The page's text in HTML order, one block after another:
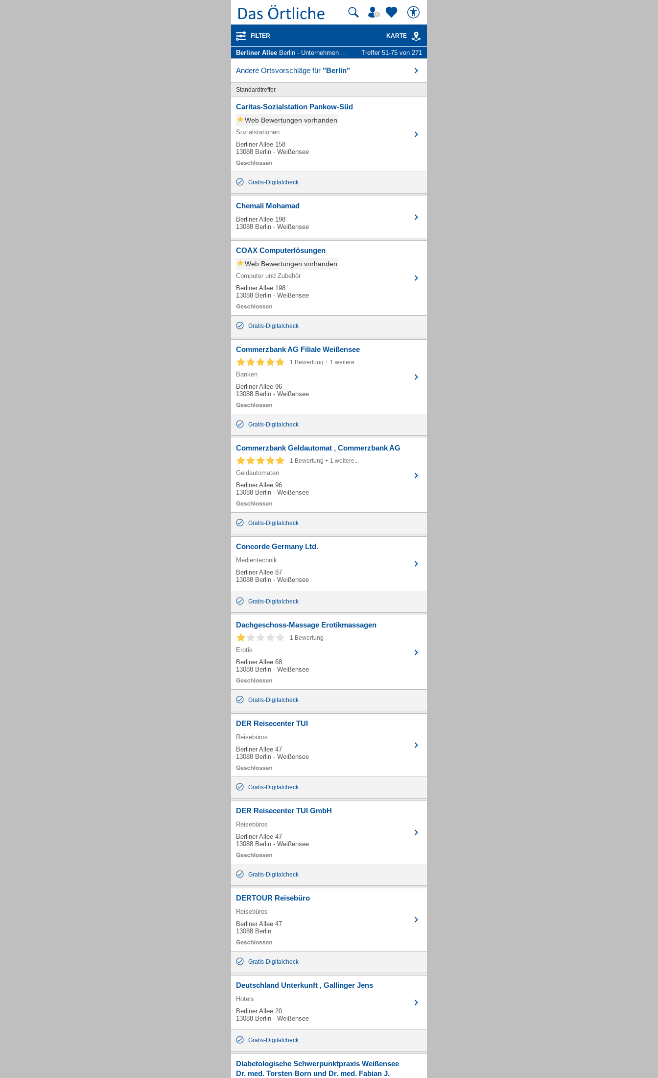
FILTER KARTE
Berliner Allee Berlin - Unternehmen und Personen Treffer 51-75 von 271
Andere Ortsvorschläge für "Berlin"
Standardtreffer
Caritas-Sozialstation Pankow-Süd
Web Bewertungen vorhanden
Sozialstationen
Berliner Allee 158
13088 Berlin - Weißensee
Gratis-Digitalcheck
Chemali Mohamad
Berliner Allee 198
13088 Berlin - Weißensee
COAX Computerlösungen
Web Bewertungen vorhanden
Computer und Zubehör
Berliner Allee 198
13088 Berlin - Weißensee
Gratis-Digitalcheck
Commerzbank AG Filiale Weißensee
1 Bewertung + 1 weitere...
Banken
Berliner Allee 96
13088 Berlin - Weißensee
Gratis-Digitalcheck
Commerzbank Geldautomat , Commerzbank AG
1 Bewertung + 1 weitere...
Geldautomaten
Berliner Allee 96
13088 Berlin - Weißensee
Gratis-Digitalcheck
Concorde Germany Ltd.
Medientechnik
Berliner Allee 87
13088 Berlin - Weißensee
Gratis-Digitalcheck
Dachgeschoss-Massage Erotikmassagen
1 Bewertung
Erotik
Berliner Allee 68
13088 Berlin - Weißensee
Gratis-Digitalcheck
DER Reisecenter TUI
Reisebüros
Berliner Allee 47
13088 Berlin - Weißensee
Gratis-Digitalcheck
DER Reisecenter TUI GmbH
Reisebüros
Berliner Allee 47
13088 Berlin - Weißensee
Gratis-Digitalcheck
DERTOUR Reisebüro
Reisebüros
Berliner Allee 47
13088 Berlin
Gratis-Digitalcheck
Deutschland Unterkunft , GaIIinger Jens
Hotels
Berliner Allee 20
13088 Berlin - Weißensee
Gratis-Digitalcheck
Diabetologische Schwerpunktpraxis Weißensee
Dr. med. Torsten Born und Dr. med. Fabian J.